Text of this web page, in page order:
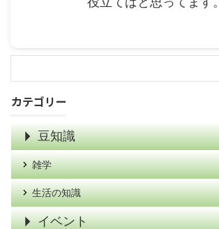
カテゴリー
豆知識
雑学
生活の知識
イベント